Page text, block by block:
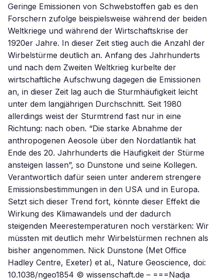
Geringe Emissionen von Schwebstoffen gab es den
Forschern zufolge beispielsweise während der beiden
Weltkriege und während der Wirtschaftskrise der
1920er Jahre. In dieser Zeit stieg auch die Anzahl der
Wirbelstürme deutlich an. Anfang des Jahrhunderts
und nach dem Zweiten Weltkrieg kurbelte der
wirtschaftliche Aufschwung dagegen die Emissionen
an, in dieser Zeit lag auch die Sturmhäufigkeit leicht
unter dem langjährigen Durchschnitt. Seit 1980
allerdings weist der Sturmtrend fast nur in eine
Richtung: nach oben. “Die starke Abnahme der
anthropogenen Aeosole über den Nordatlantik hat
Ende des 20. Jahrhunderts die Häufigkeit der Stürme
ansteigen lassen”, so Dunstone und seine Kollegen.
Verantwortlich dafür seien unter anderem strengere
Emissionsbestimmungen in den USA und in Europa.
Setzt sich dieser Trend fort, könnte dieser Effekt die
Wirkung des Klimawandels und der dadurch
steigenden Meerestemperaturen noch verstärken: Wir
müssten mit deutlich mehr Wirbelstürmen rechnen als
bisher angenommen. Nick Dunstone (Met Office
Hadley Centre, Exeter) et al., Nature Geoscience, doi:
10.1038/ngeo1854 © wissenschaft.de – ===Nadja